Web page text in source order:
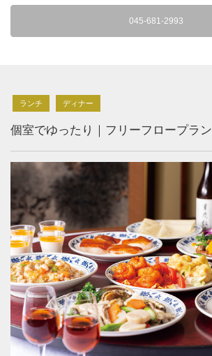
045-681-2993
ランチ ディナー
個室でゆったり｜フリーフロープラン